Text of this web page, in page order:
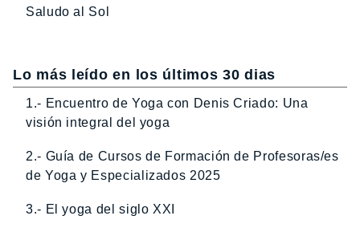
Saludo al Sol
Lo más leído en los últimos 30 dias
1.- Encuentro de Yoga con Denis Criado: Una
visión integral del yoga
2.- Guía de Cursos de Formación de Profesoras/es
de Yoga y Especializados 2025
3.- El yoga del siglo XXI